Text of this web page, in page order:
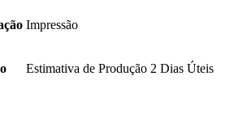
Impressão
Estimativa de Produção 2 Dias Úteis